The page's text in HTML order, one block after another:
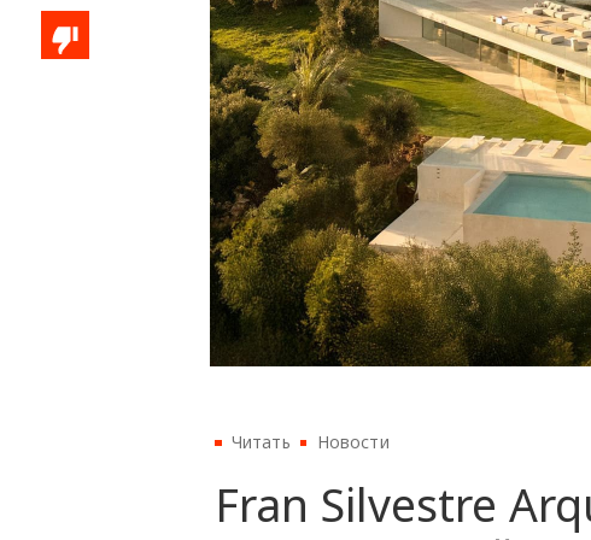
Читать Новости
Fran Silvestre